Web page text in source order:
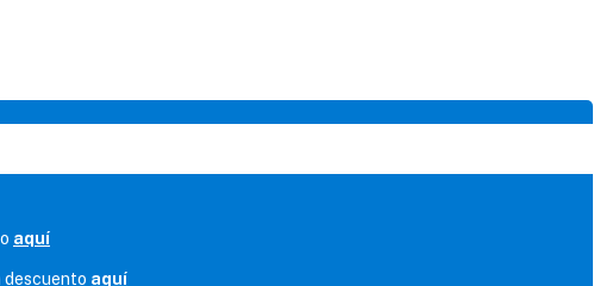
aquí
descuento aquí